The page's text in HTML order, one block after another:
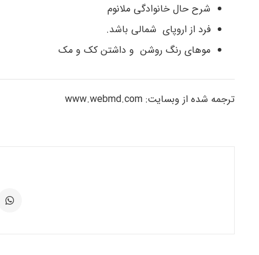
شرح حال خانوادگی ملانوم
فرد از اروپای شمالی باشد.
موهای رنگ روشن و داشتن کک و مک
ترجمه شده از وبسایت: www.webmd.com